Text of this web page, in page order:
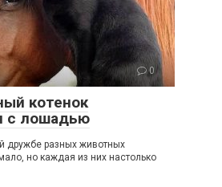
0
котенок
с лошадью
дружбе разных животных
но каждая из них настолько